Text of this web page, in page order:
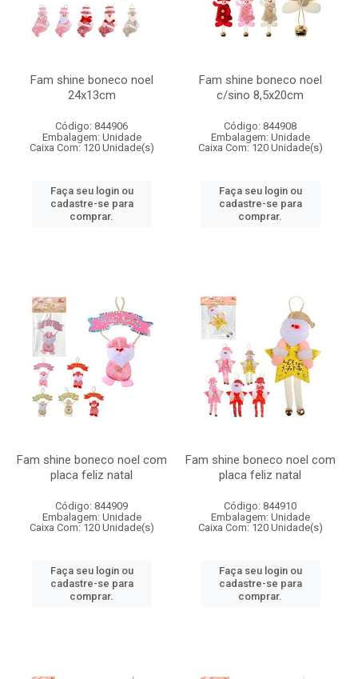
Fam shine boneco noel
24x13cm
Código: 844906
Embalagem: Unidade
Caixa Com: 120 Unidade(s)
Faça seu login ou
cadastre-se para
comprar.
Fam shine boneco noel
c/sino 8,5x20cm
Código: 844908
Embalagem: Unidade
Caixa Com: 120 Unidade(s)
Faça seu login ou
cadastre-se para
comprar.
Fam shine boneco noel com
placa feliz natal
Código: 844909
Embalagem: Unidade
Caixa Com: 120 Unidade(s)
Faça seu login ou
cadastre-se para
comprar.
Fam shine boneco noel com
placa feliz natal
Código: 844910
Embalagem: Unidade
Caixa Com: 120 Unidade(s)
Faça seu login ou
cadastre-se para
comprar.